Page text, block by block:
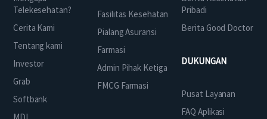
Telekesehatan?
Cerita Kami
Tentang kami
Investor
Grab
Softbank
Fasilitas Kesehatan
Pialang Asuransi
Farmasi
Admin Pihak Ketiga
FMCG Farmasi
Pribadi
Berita Good Doctor
DUKUNGAN
Pusat Layanan
FAQ Aplikasi